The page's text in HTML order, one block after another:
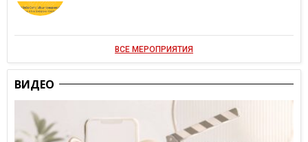
ВСЕ МЕРОПРИЯТИЯ
ВИДЕО